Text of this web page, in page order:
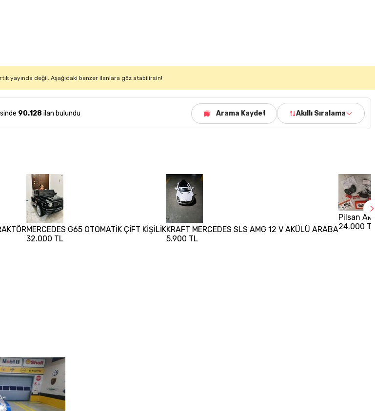
yayında değil. Aşağıdaki benzer ilanlara göz atabilirsin!
90.128 ilan bulundu Arama Kaydet Akıllı Sıralama
MERCEDES G65 OTOMATİK ÇİFT KİŞİLİK
32.000 TL
KRAFT MERCEDES SLS AMG 12 V AKÜLÜ ARABA
5.900 TL
Pilsan
24.000